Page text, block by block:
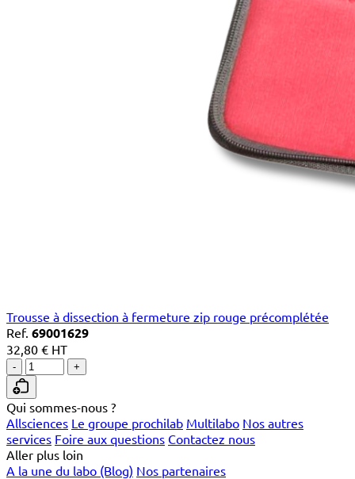
Trousse à dissection à fermeture zip rouge précomplétée
Ref. 69001629
32,80 € HT
- +
Qui sommes-nous ?
Allsciences Le groupe prochilab Multilabo Nos autres
services Foire aux questions Contactez nous
Aller plus loin
A la une du labo (Blog) Nos partenaires